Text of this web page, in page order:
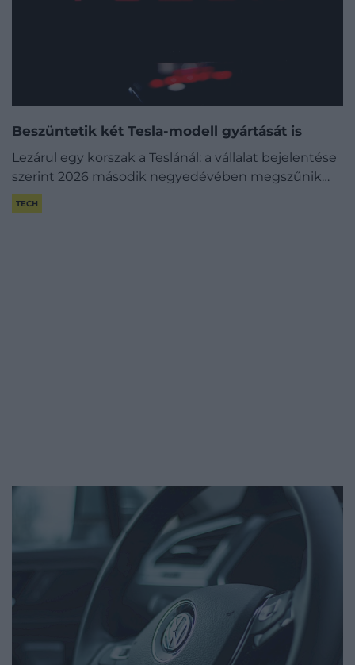
Beszüntetik két Tesla-modell gyártását is
Lezárul egy korszak a Teslánál: a vállalat bejelentése
szerint 2026 második negyedévében megszűnik…
TECH